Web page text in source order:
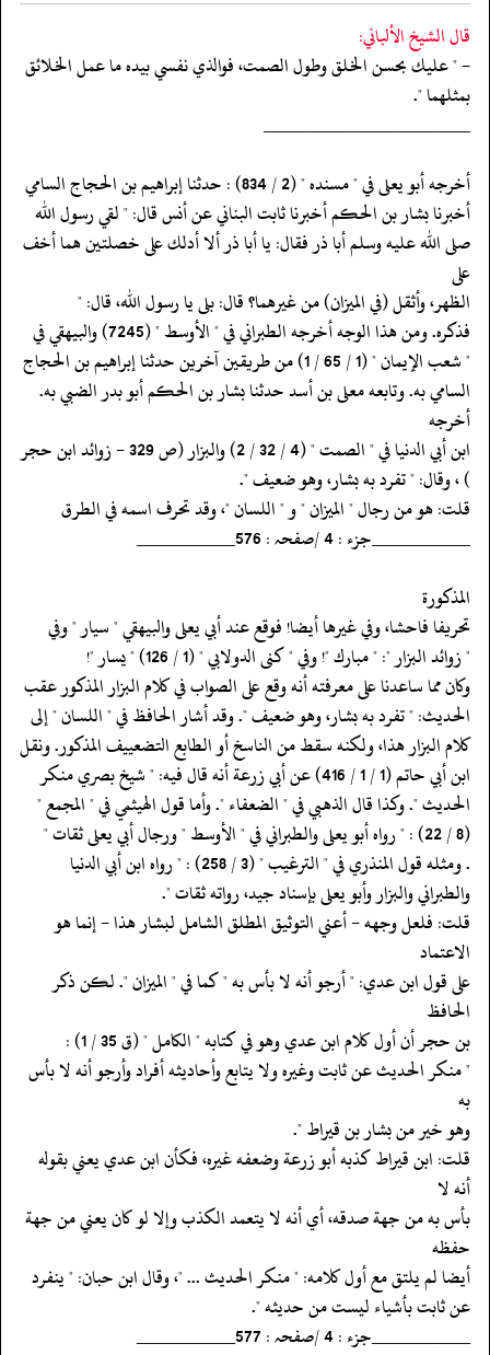
قال الشيخ الألباني:
- " عليك بحسن الخلق وطول الصمت، فوالذي نفسي بيده ما عمل الخلائق
بمثلهما ".
‏‏‏‏_____________________
‏‏‏‏أخرجه أبو يعلى في " مسنده " (2 / 834) : حدثنا إبراهيم بن الحجاج السامي
‏‏‏‏أخبرنا بشار بن الحكم أخبرنا ثابت البناني عن أنس قال: " لقي رسول الله
‏‏‏‏صلى الله عليه وسلم أبا ذر فقال: يا أبا ذر ألا أدلك على خصلتين هما أخف
على
‏‏‏‏الظهر، وأثقل (في الميزان) من غيرهما؟ قال: بلى يا رسول الله، قال: "
‏‏‏‏فذكره. ومن هذا الوجه أخرجه الطبراني في " الأوسط " (7245) والبيهقي في
‏‏‏‏" شعب الإيمان " (1 / 65 / 1) من طريقين آخرين حدثنا إبراهيم بن الحجاج
‏‏‏‏السامي به. وتابعه معلى بن أسد حدثنا بشار بن الحكم أبو بدر الضبي به.
أخرجه
‏‏‏‏ابن أبي الدنيا في " الصمت " (4 / 32 / 2) والبزار (ص 329 - زوائد ابن حجر
‏‏‏‏) ، وقال: " تفرد به بشار، وهو ضعيف ".
‏‏‏‏قلت: هو من رجال " الميزان " و " اللسان "، وقد تحرف اسمه في الطرق
‏‏‏‏__________جزء : 4 /صفحہ : 576__________
‏‏‏‏المذكورة
‏‏‏‏تحريفا فاحشا، وفي غيرها أيضا! فوقع عند أبي يعلى والبيهقي " سيار " وفي
‏‏‏‏" زوائد البزار ": " مبارك "! وفي " كنى الدولابي " (1 / 126) " يسار "!
‏‏‏‏وكان مما ساعدنا على معرفته أنه وقع على الصواب في كلام البزار المذكور عقب
‏‏‏‏الحديث: " تفرد به بشار، وهو ضعيف ". وقد أشار الحافظ في " اللسان " إلى
‏‏‏‏كلام البزار هذا، ولكنه سقط من الناسخ أو الطابع التضعييف المذكور. ونقل
‏‏‏‏ابن أبي حاتم (1 / 1 / 416) عن أبي زرعة أنه قال فيه: " شيخ بصري منكر
‏‏‏‏الحديث ". وكذا قال الذهبي في " الضعفاء ". وأما قول الهيثمي في " المجمع "
‏‏‏‏(8 / 22) : " رواه أبو يعلى والطبراني في " الأوسط " ورجال أبي يعلى ثقات "
‏‏‏‏. ومثله قول المنذري في " الترغيب " (3 / 258) : " رواه ابن أبي الدنيا
‏‏‏‏والطبراني والبزار وأبو يعلى بإسناد جيد، رواته ثقات ".
‏‏‏‏قلت: فلعل وجهه - أعني التوثيق المطلق الشامل لبشار هذا - إنما هو
الاعتماد
‏‏‏‏على قول ابن عدي: " أرجو أنه لا بأس به " كما في " الميزان ". لكن ذكر
الحافظ
‏‏‏‏بن حجر أن أول كلام ابن عدي وهو في كتابه " الكامل " (ق 35 / 1) :
‏‏‏‏" منكر الحديث عن ثابت وغيره ولا يتابع وأحاديثه أفراد وأرجو أنه لا بأس
به
‏‏‏‏وهو خير من بشار بن قيراط ".
‏‏‏‏قلت: ابن قيراط كذبه أبو زرعة وضعفه غيره، فكأن ابن عدي يعني بقوله
أنه لا
‏‏‏‏بأس به من جهة صدقه، أي أنه لا يتعمد الكذب وإلا لو كان يعني من جهة
حفظه
‏‏‏‏أيضا لم يلتق مع أول كلامه: " منكر الحديث ... "، وقال ابن حبان: " ينفرد
‏‏‏‏عن ثابت بأشياء ليست من حديثه ".
‏‏‏‏__________جزء : 4 /صفحہ : 577__________